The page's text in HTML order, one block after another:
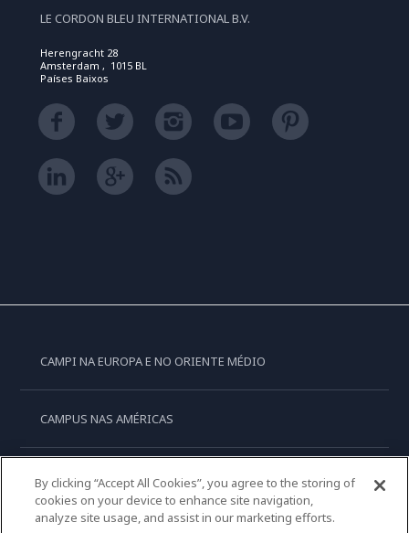
LE CORDON BLEU INTERNATIONAL B.V.
Herengracht 28
Amsterdam , 1015 BL
Países Baixos
CAMPI NA EUROPA E NO ORIENTE MÉDIO
CAMPUS NAS AMÉRICAS
CAMPUS NA OCEANIA
By clicking “Accept All Cookies”, you agree to the storing of
cookies on your device to enhance site navigation,
analyze site usage, and assist in our marketing efforts.